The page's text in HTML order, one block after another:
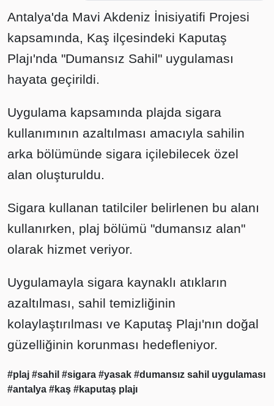
Antalya'da Mavi Akdeniz İnisiyatifi Projesi
kapsamında, Kaş ilçesindeki Kaputaş
Plajı'nda "Dumansız Sahil" uygulaması
hayata geçirildi.
Uygulama kapsamında plajda sigara
kullanımının azaltılması amacıyla sahilin
arka bölümünde sigara içilebilecek özel
alan oluşturuldu.
Sigara kullanan tatilciler belirlenen bu alanı
kullanırken, plaj bölümü "dumansız alan"
olarak hizmet veriyor.
Uygulamayla sigara kaynaklı atıkların
azaltılması, sahil temizliğinin
kolaylaştırılması ve Kaputaş Plajı'nın doğal
güzelliğinin korunması hedefleniyor.
#plaj #sahil #sigara #yasak #dumansız sahil uygulaması
#antalya #kaş #kaputaş plajı